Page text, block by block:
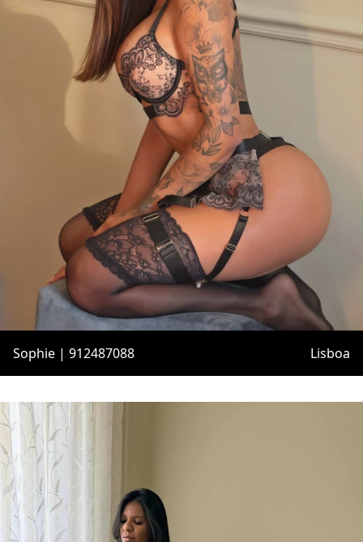
Sophie | 912487088 Lisboa